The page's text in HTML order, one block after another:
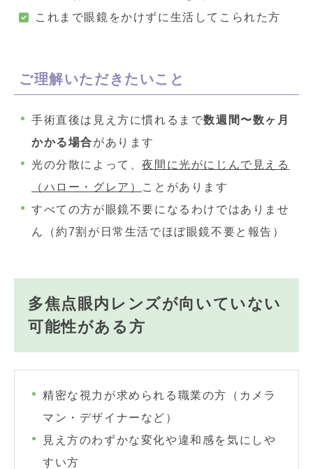
これまで眼鏡をかけずに生活してこられた方
ご理解いただきたいこと
手術直後は見え方に慣れるまで数週間〜数ヶ月
かかる場合があります
光の分散によって、夜間に光がにじんで見える
（ハロー・グレア） ことがあります
すべての方が眼鏡不要になるわけではありませ
ん（約7割が日常生活でほぼ眼鏡不要と報告）
多焦点眼内レンズが向いていない
可能性がある方
精密な視力が求められる職業の方（カメラ
マン・デザイナーなど）
見え方のわずかな変化や違和感を気にしや
すい方